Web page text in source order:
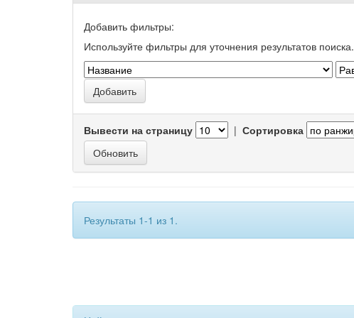
Добавить фильтры:
Используйте фильтры для уточнения результатов поиска.
Вывести на страницу | Сортировка
Результаты 1-1 из 1.